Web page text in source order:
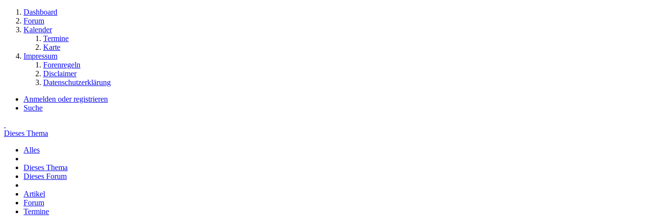
Dashboard
Forum
Kalender
Termine
Karte
Impressum
Forenregeln
Disclaimer
Datenschutzerklärung
Anmelden oder registrieren
Suche
Dieses Thema
Alles
Dieses Thema
Dieses Forum
Artikel
Forum
Termine